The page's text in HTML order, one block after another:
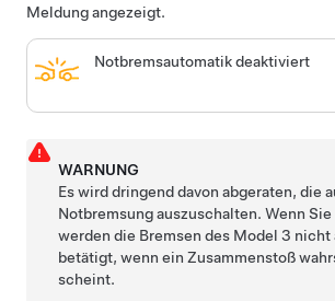
Meldung angezeigt.
Notbremsautomatik deaktiviert
WARNUNG
Es wird dringend davon abgeraten, die
Notbremsung auszuschalten. Wenn
werden die Bremsen des Model 3 nicht
betätigt, wenn ein Zusammenstoß
scheint.